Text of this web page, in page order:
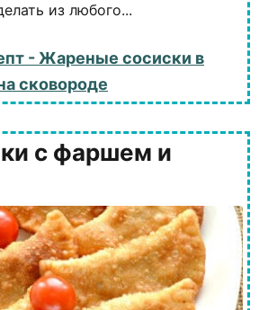
из любого...
- Жареные сосиски в
сковороде
с фаршем и